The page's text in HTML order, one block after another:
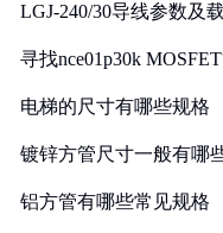
LGJ-240/30导线参数及
寻找nce01p30k
电梯的尺寸有哪些规格
镀锌方管尺寸一般有哪
铝方管有哪些常见规格